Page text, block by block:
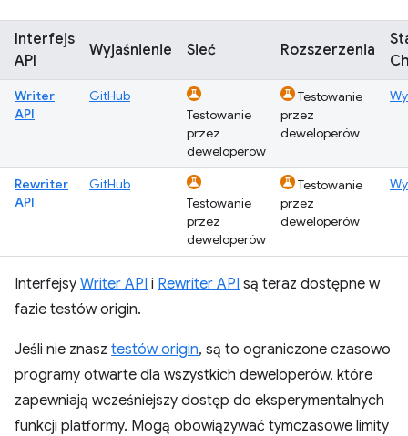
Interfejs
API
Wyjaśnienie Sieć Rozszerzenia
Writer
API
GitHub
Testowanie
przez
deweloperów
Testowanie
przez
deweloperów
Rewriter
API
GitHub
Testowanie
przez
deweloperów
Testowanie
przez
deweloperów
Interfejsy Writer API i Rewriter API są teraz dostępne w
fazie testów origin.
Jeśli nie znasz testów origin, są to ograniczone czasowo
programy otwarte dla wszystkich deweloperów, które
zapewniają wcześniejszy dostęp do eksperymentalnych
funkcji platformy. Mogą obowiązywać tymczasowe limity